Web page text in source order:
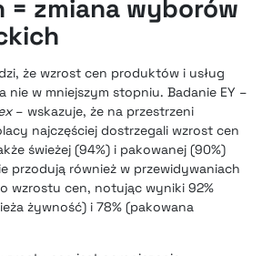
= zmiana wyborów
że wzrost cen produktów i usług
nie w mniejszym stopniu. Badanie EY –
– wskazuje, że na przestrzeni
najczęściej dostrzegali wzrost cen
świeżej (94%) i pakowanej (90%)
przodują również w przewidywaniach
wzrostu cen, notując wyniki 92%
żywność) i 78% (pakowana